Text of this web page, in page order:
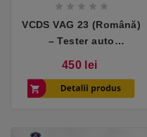
    
VCDS VAG 23 (Română)
– Tester auto
450 lei